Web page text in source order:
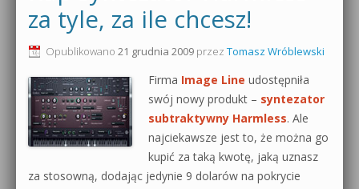
Produkcja muzyczna od podstaw
Sound Forge od podstaw
Dubstep z syntezatorem Massive
Kontakt 5 Kompendium
0dB.pl - informacje
Newsletter
Materiały dla mediów
Archiwum aktualności
Polityka prywatności
za tyle, za ile chcesz!
Opublikowano 21 grudnia 2009 przez Tomasz Wróblewski
Firma Image Line udostępniła
swój nowy produkt – syntezator
subtraktywny Harmless. Ale
najciekawsze jest to, że można go
kupić za taką kwotę, jaką uznasz
za stosowną, dodając jedynie 9 dolarów na pokrycie